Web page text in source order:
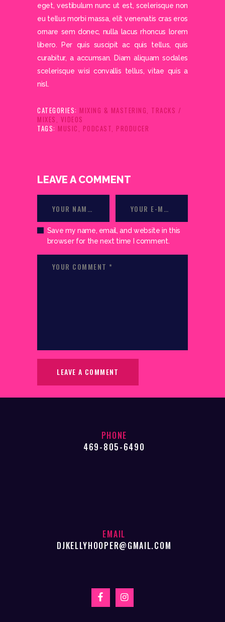
eget, vestibulum nunc ut est, scelerisque non
eu tellus morbi massa, elit venenatis cras eros
ornare sem donec, nulla lacus rhoncus lorem
libero. Per quis suscipit ac quis tellus, quis
curabitur, a accumsan. Diam aliquam sodales
scelerisque wisi convallis tellus, vitae quis a
nisl.
CATEGORIES: MIXING & MASTERING TRACKS /
MIXES VIDEOS
TAGS: MUSIC PODCAST PRODUCER
LEAVE A COMMENT
Save my name, email, and website in this
browser for the next time I comment.
PHONE
469-805-6490
EMAIL
DJKELLYHOOPER@GMAIL.COM